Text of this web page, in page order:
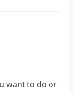
want to do or